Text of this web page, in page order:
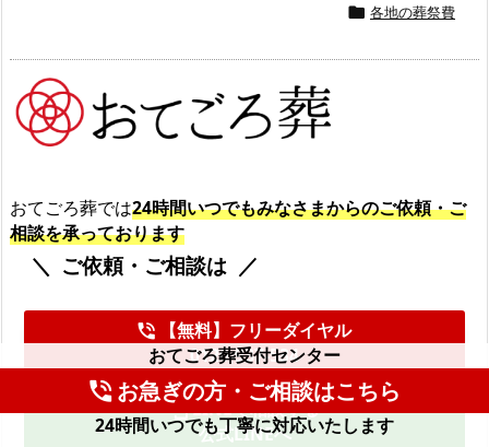
 各地の葬祭費
おてごろ葬では24時間いつでもみなさまからのご依頼・ご
相談を承っております
ご依頼・ご相談は
phone_in_talk 【無料】フリーダイヤル
0120-987-534
mobile_friendlyLINEで相談する
公式LINEへ
おてごろ葬受付センター
phone_in_talkお急ぎの方・ご相談はこちら
24時間いつでも丁寧に対応いたします